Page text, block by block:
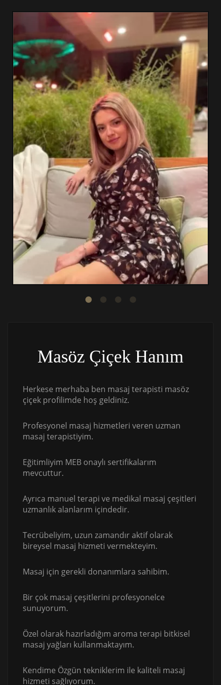
Masöz Çiçek Hanım
Herkese merhaba ben masaj terapisti masöz
çiçek profilimde hoş geldiniz.
Profesyonel masaj hizmetleri veren uzman
masaj terapistiyim.
Eğitimliyim MEB onaylı sertifikalarım
mevcuttur.
Ayrıca manuel terapi ve medikal masaj çeşitleri
uzmanlık alanlarım içindedir.
Tecrübeliyim, uzun zamandır aktif olarak
bireysel masaj hizmeti vermekteyim.
Masaj için gerekli donanımlara sahibim.
Bir çok masaj çeşitlerini profesyonelce
sunuyorum.
Özel olarak hazırladığım aroma terapi bitkisel
masaj yağları kullanmaktayım.
Kendime Özgün tekniklerim ile kaliteli masaj
hizmeti sağlıyorum.